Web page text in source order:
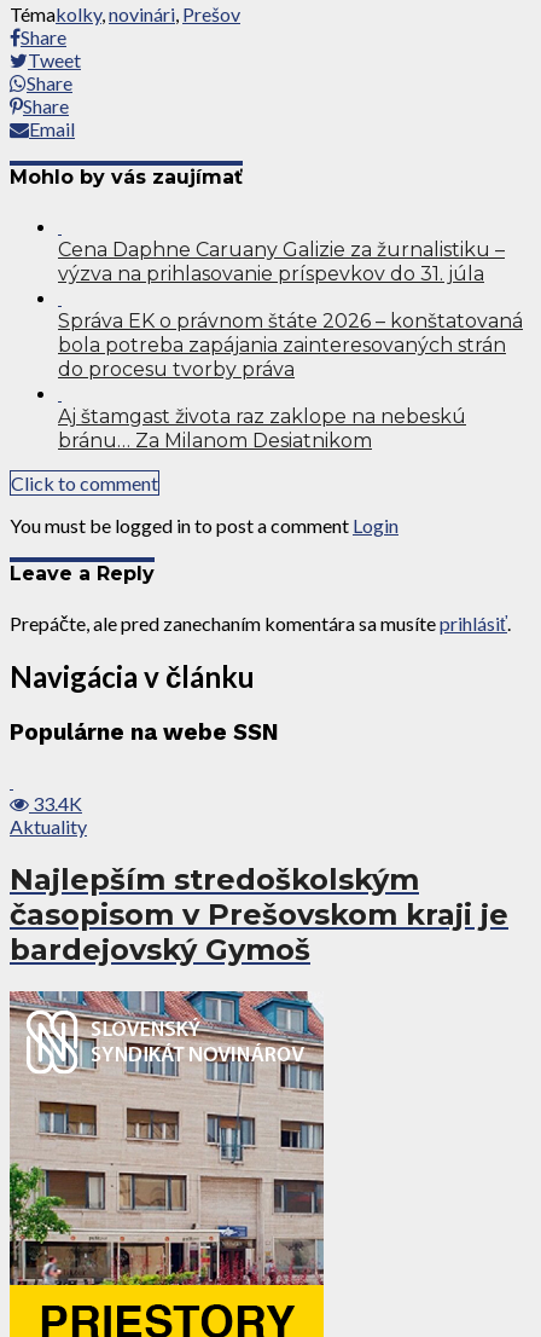
Témakolky, novinári Prešov
Share
Tweet
Share
Share
Email
Mohlo by vás zaujímať
Cena Daphne Caruany Galizie za žurnalistiku –
výzva na prihlasovanie príspevkov do 31. júla
Správa EK o právnom štáte 2026 – konštatovaná
bola potreba zapájania zainteresovaných strán
do procesu tvorby práva
Aj štamgast života raz zaklope na nebeskú
bránu… Za Milanom Desiatnikom
Click to comment
You must be logged in to post a comment Login
Leave a Reply
Prepáčte, ale pred zanechaním komentára sa musíteprihlásiť.
Navigácia v článku
Populárne na webe SSN
33.4K
Aktuality
Najlepším stredoškolským
časopisom v Prešovskom kraji je
bardejovský Gymoš